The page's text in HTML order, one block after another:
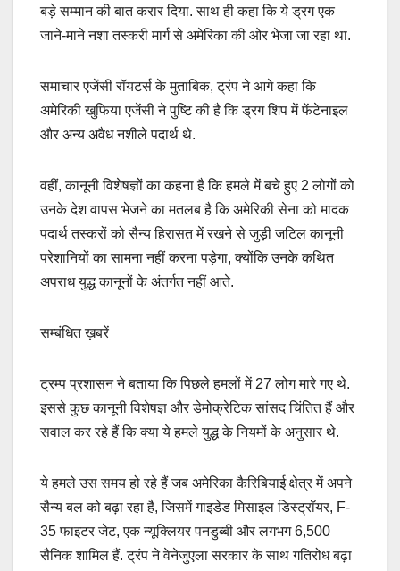
बड़े सम्मान की बात करार दिया. साथ ही कहा कि ये ड्रग एक
जाने-माने नशा तस्करी मार्ग से अमेरिका की ओर भेजा जा रहा था.
समाचार एजेंसी रॉयटर्स के मुताबिक, ट्रंप ने आगे कहा कि
अमेरिकी खुफिया एजेंसी ने पुष्टि की है कि ड्रग शिप में फेंटेनाइल
और अन्य अवैध नशीले पदार्थ थे.
वहीं, कानूनी विशेषज्ञों का कहना है कि हमले में बचे हुए 2 लोगों को
उनके देश वापस भेजने का मतलब है कि अमेरिकी सेना को मादक
पदार्थ तस्करों को सैन्य हिरासत में रखने से जुड़ी जटिल कानूनी
परेशानियों का सामना नहीं करना पड़ेगा, क्योंकि उनके कथित
अपराध युद्ध कानूनों के अंतर्गत नहीं आते.
सम्बंधित ख़बरें
ट्रम्प प्रशासन ने बताया कि पिछले हमलों में 27 लोग मारे गए थे.
इससे कुछ कानूनी विशेषज्ञ और डेमोक्रेटिक सांसद चिंतित हैं और
सवाल कर रहे हैं कि क्या ये हमले युद्ध के नियमों के अनुसार थे.
ये हमले उस समय हो रहे हैं जब अमेरिका कैरिबियाई क्षेत्र में अपने
सैन्य बल को बढ़ा रहा है, जिसमें गाइडेड मिसाइल डिस्ट्रॉयर, F-
35 फाइटर जेट, एक न्यूक्लियर पनडुब्बी और लगभग 6,500
सैनिक शामिल हैं. ट्रंप ने वेनेजुएला सरकार के साथ गतिरोध बढ़ा